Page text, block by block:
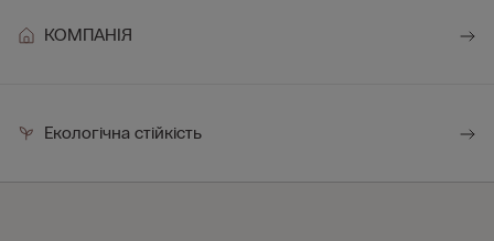
КОМПАНІЯ
Екологічна стійкість